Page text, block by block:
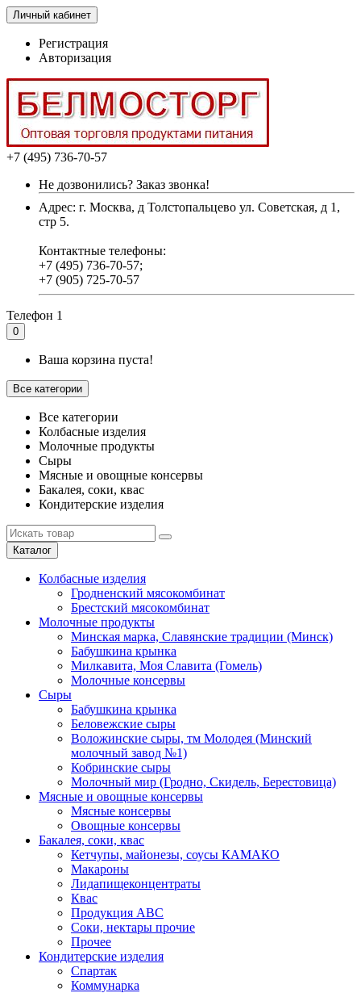
Личный кабинет
Регистрация
Авторизация
+7 (495) 736-70-57
Не дозвонились? Заказ звонка!
Адрес: г. Москва, д Толстопальцево ул. Советская, д 1,
стр 5.
Контактные телефоны:
+7 (495) 736-70-57;
+7 (905) 725-70-57
Телефон 1
0
Ваша корзина пуста!
Все категории
Все категории
Колбасные изделия
Молочные продукты
Сыры
Мясные и овощные консервы
Бакалея, соки, квас
Кондитерские изделия
Каталог
Колбасные изделия
Гродненский мясокомбинат
Брестский мясокомбинат
Молочные продукты
Минская марка, Славянские традиции (Минск)
Бабушкина крынка
Милкавита, Моя Славита (Гомель)
Молочные консервы
Сыры
Бабушкина крынка
Беловежские сыры
Воложинские сыры, тм Молодея (Минский
молочный завод №1)
Кобринские сыры
Молочный мир (Гродно, Скидель, Берестовица)
Мясные и овощные консервы
Мясные консервы
Овощные консервы
Бакалея, соки, квас
Кетчупы, майонезы, соусы КАМАКО
Макароны
Лидапищеконцентраты
Квас
Продукция АВС
Соки, нектары прочие
Прочее
Кондитерские изделия
Спартак
Коммунарка